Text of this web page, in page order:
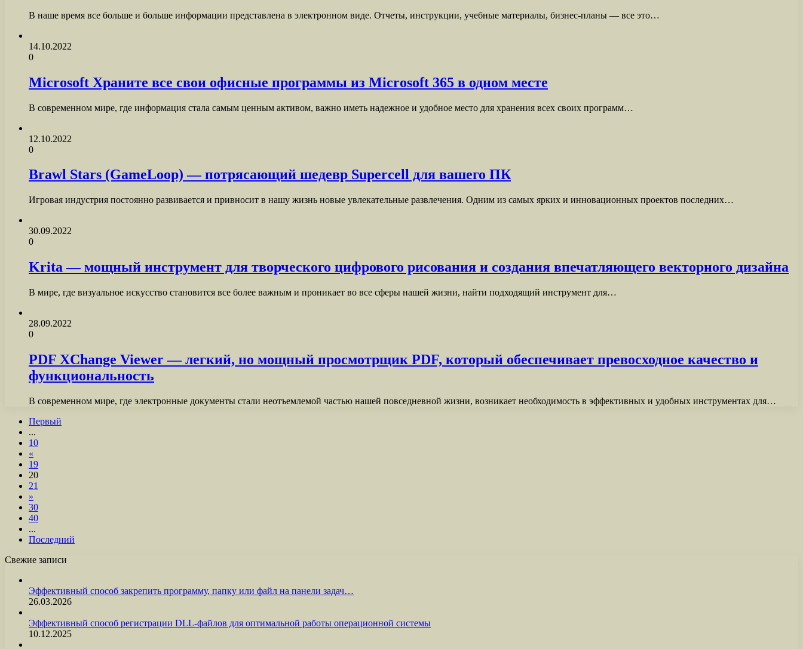
В наше время все больше и больше информации представлена в электронном виде. Отчеты, инструкции, учебные материалы, бизнес-планы — все это…
14.10.2022
0
Microsoft Храните все свои офисные программы из Microsoft 365 в одном месте
В современном мире, где информация стала самым ценным активом, важно иметь надежное и удобное место для хранения всех своих программ…
12.10.2022
0
Brawl Stars (GameLoop) — потрясающий шедевр Supercell для вашего ПК
Игровая индустрия постоянно развивается и привносит в нашу жизнь новые увлекательные развлечения. Одним из самых ярких и инновационных проектов последних…
30.09.2022
0
Krita — мощный инструмент для творческого цифрового рисования и создания впечатляющего векторного дизайна
В мире, где визуальное искусство становится все более важным и проникает во все сферы нашей жизни, найти подходящий инструмент для…
28.09.2022
0
PDF XChange Viewer — легкий, но мощный просмотрщик PDF, который обеспечивает превосходное качество и
функциональность
В современном мире, где электронные документы стали неотъемлемой частью нашей повседневной жизни, возникает необходимость в эффективных и удобных инструментах для…
Первый
...
10
«
19
20
21
»
30
40
...
Последний
Свежие записи
Эффективный способ закрепить программу, папку или файл на панели задач…
26.03.2026
Эффективный способ регистрации DLL-файлов для оптимальной работы операционной системы
10.12.2025